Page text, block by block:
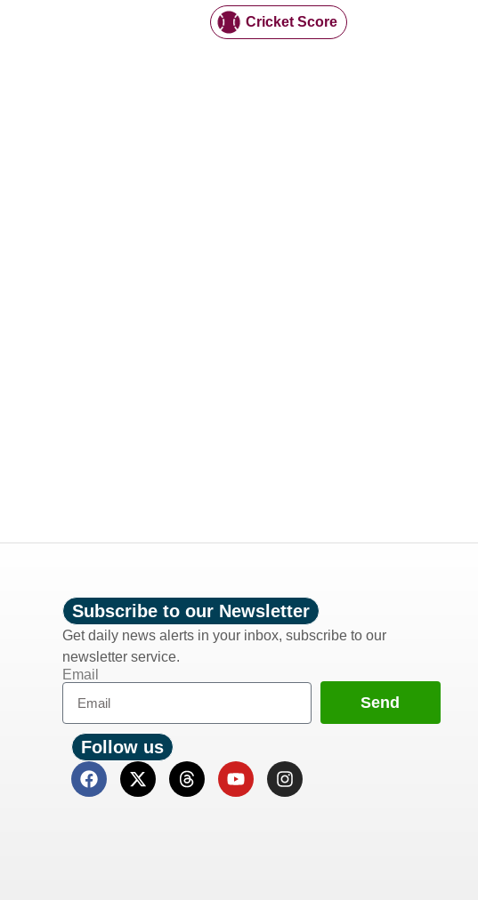
Cricket Score
Subscribe to our Newsletter
Get daily news alerts in your inbox, subscribe to our
newsletter service.
Email
Send
Follow us